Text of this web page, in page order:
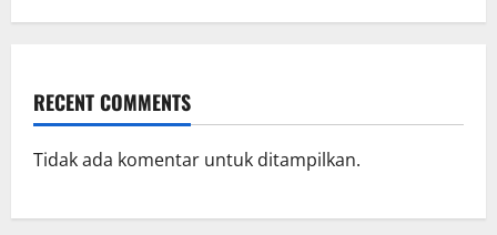
RECENT COMMENTS
Tidak ada komentar untuk ditampilkan.